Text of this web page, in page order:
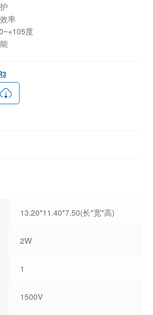
率
度
13.20*11.40*7.50(长*宽*高)
2W
1
1500V